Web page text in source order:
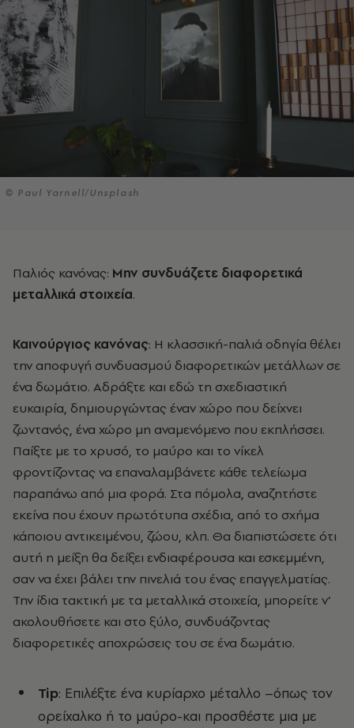
© Paul Yarnell/Unsplash
Παλιός κανόνας: Μην συνδυάζετε διαφορετικά
μεταλλικά στοιχεία.
Καινούργιος κανόνας: Η κλασσική-παλιά οδηγία θέλει
την αποφυγή συνδυασμού διαφορετικών μετάλλων σε
ένα δωμάτιο. Αδράξτε και εδώ τη σχεδιαστική
ευκαιρία, δημιουργώντας έναν χώρο που δείχνει
ζωντανός, ένα χώρο μη αναμενόμενο που εκπλήσσει.
Παίξτε με το χρυσό, το μαύρο και το νίκελ
φροντίζοντας να επαναλαμβάνετε κάθε τελείωμα
παραπάνω από μια φορά. Στα πόμολα, αναζητήστε
εκείνα που έχουν πρωτότυπα σχέδια, από το σχήμα
κάποιου αντικειμένου, ζώου, κλπ. Θα διαπιστώσετε ότι
αυτή η μείξη θα δείξει ενδιαφέρουσα και εσκεμμένη,
σαν να έχει βάλει την πινελιά του ένας επαγγελματίας.
Την ίδια τακτική με τα μεταλλικά στοιχεία, μπορείτε ν’
ακολουθήσετε και στο ξύλο, συνδυάζοντας
διαφορετικές αποχρώσεις του σε ένα δωμάτιο.
Tip: Επιλέξτε ένα κυρίαρχο μέταλλο –όπως τον
ορείχαλκο ή το μαύρο-και προσθέστε μια με